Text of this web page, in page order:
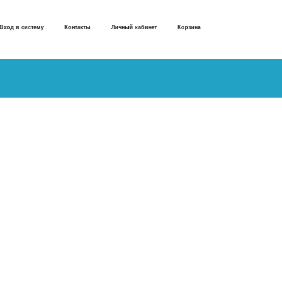
Вход в систему Контакты Личный кабинет Корзина